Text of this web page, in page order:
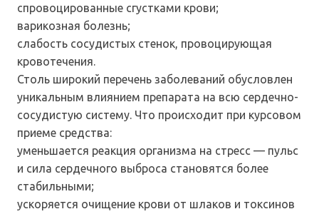
спровоцированные сгустками крови;
варикозная болезнь;
слабость сосудистых стенок, провоцирующая
кровотечения.
Столь широкий перечень заболеваний обусловлен
уникальным влиянием препарата на всю сердечно-
сосудистую систему. Что происходит при курсовом
приеме средства:
уменьшается реакция организма на стресс — пульс
и сила сердечного выброса становятся более
стабильными;
ускоряется очищение крови от шлаков и токсинов